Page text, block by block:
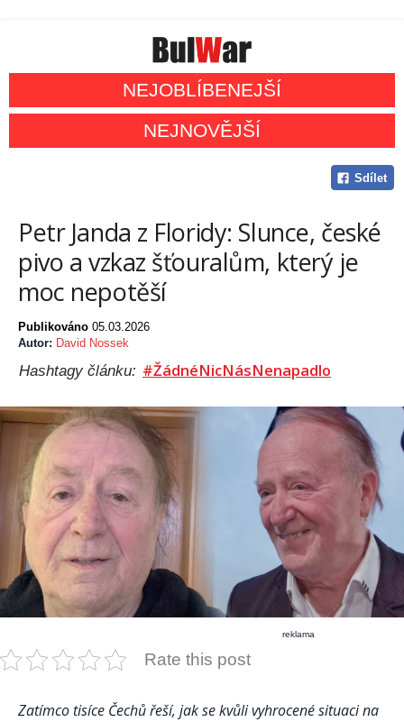
NEJOBLÍBENEJŠÍ
NEJNOVĚJŠÍ
Sdílet
Petr Janda z Floridy: Slunce, české
pivo a vzkaz šťouralům, který je
moc nepotěší
Publikováno 05.03.2026
Autor: David Nossek
Hashtagy článku: #ŽádnéNicNásNenapadlo
reklama
Rate this post
Zatímco tisíce Čechů řeší, jak se kvůli vyhrocené situaci na